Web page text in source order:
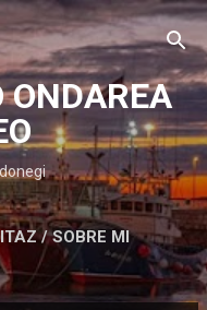
nagusira
ONDAREA
/ SOBRE MI